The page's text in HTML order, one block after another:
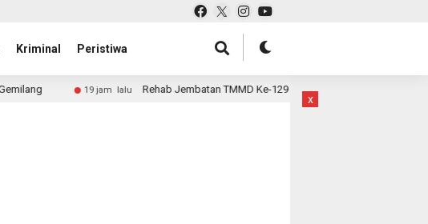
Kriminal Peristiwa
Rehab Jembatan TMMD Ke-129 Kodim 1807/Sorsel Hampir Rampung, Perkuat Akses dan
x